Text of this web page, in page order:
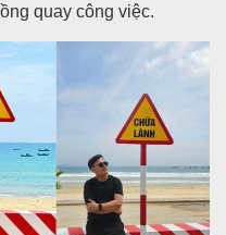
quay công việc.